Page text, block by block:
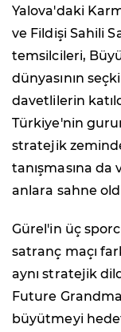
Yalova'daki
ve Fildişi Sahili
temsilcileri,
dünyasının
davetlilerin
Türkiye'nin
stratejik
tanışmasına da
anlara sahne
Gürel'in üç
satranç maçı
aynı stratejik
Future
büyütmeyi